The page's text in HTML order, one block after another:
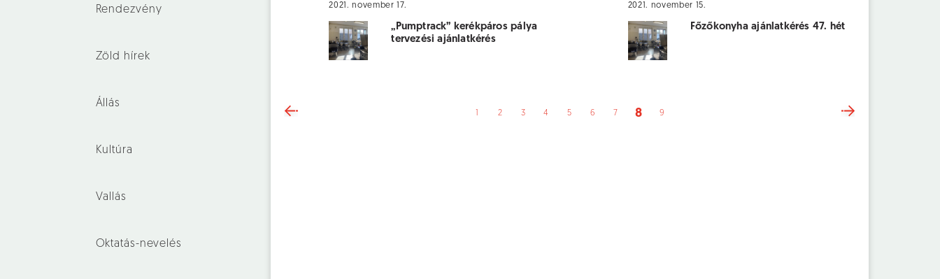
Rendezvény
Zöld hírek
Állás
Kultúra
Vallás
Oktatás-nevelés
2021. november 17.
„Pumptrack” kerékpáros pálya
tervezési ajánlatkérés
2021. november 15.
Főzőkonyha ajánlatkérés 47. hét
2 3 4 5 6 7 8 9